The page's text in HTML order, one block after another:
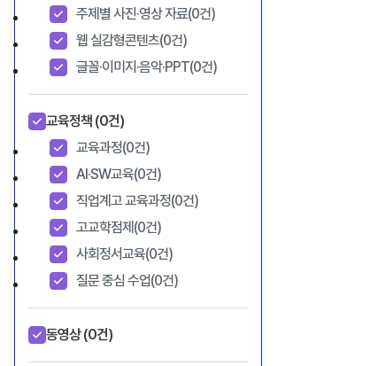
주제별 사진·영상 자료(0건)
웹 실감형콘텐츠(0건)
글꼴·이미지·음악·PPT(0건)
교육정책 (0건)
교육과정(0건)
AI·SW교육(0건)
직업계고 교육과정(0건)
고교학점제 (0건)
사회정서교육(0건)
질문 중심 수업(0건)
동영상(0건)